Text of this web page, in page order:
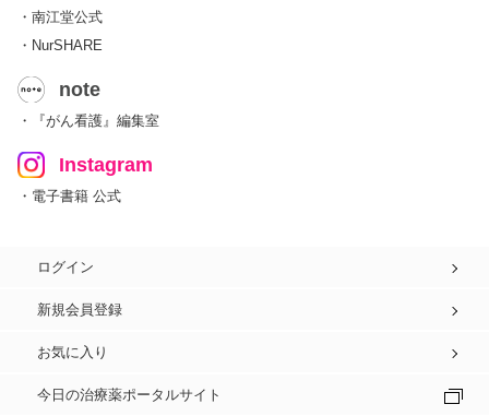
・南江堂公式
・NurSHARE
note
・『がん看護』編集室
Instagram
・電子書籍 公式
ログイン
新規会員登録
お気に入り
今日の治療薬ポータルサイト